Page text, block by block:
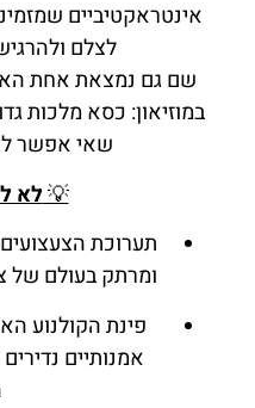
אינטראקטיביים
לצלם
שם גם נמצאת אחת
במוזיאון: כסא מלכות
שאי אפשר
💡לא
תערוכת
ומרתק בעולם של
פינת הקולנוע
אמנותיים